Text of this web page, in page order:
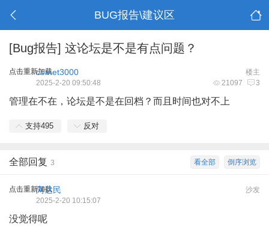
BUG报告\建议区
[Bug报告] 这论坛是不是有点问题？
点击重新加载 楼主
comet3000
21097 3
2025-2-20 09:50:48
管理在不在，论坛是不是在回档？而且时间也对不上
支持495 反对
倒序浏览
看全部
全部回复 3
点击重新加载 沙发
阿达民
2025-2-20 10:15:07
没觉得呢